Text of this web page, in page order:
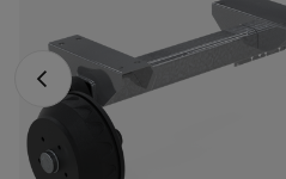
Vorige foto